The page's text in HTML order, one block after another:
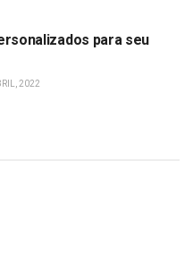
para seu
2022